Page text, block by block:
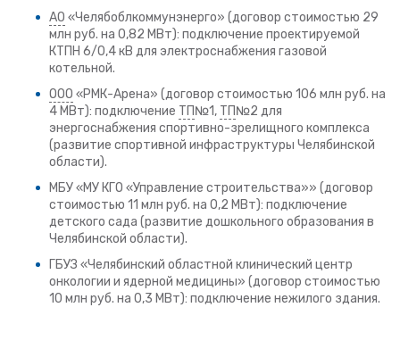
АО «Челябоблкоммунэнерго» (договор стоимостью 29
млн руб. на 0,82 МВт): подключение проектируемой
КТПН 6/0,4 кВ для электроснабжения газовой
котельной.
ООО «РМК-Арена» (договор стоимостью 106 млн руб. на
4 МВт): подключение ТП№1, ТП№2 для
энергоснабжения спортивно-зрелищного комплекса
(развитие спортивной инфраструктуры Челябинской
области).
МБУ «МУ КГО «Управление строительства»» (договор
стоимостью 11 млн руб. на 0,2 МВт): подключение
детского сада (развитие дошкольного образования в
Челябинской области).
ГБУЗ «Челябинский областной клинический центр
онкологии и ядерной медицины» (договор стоимостью
10 млн руб. на 0,3 МВт): подключение нежилого здания.